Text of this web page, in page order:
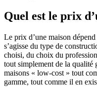
Quel est le prix
Le prix d’une maison
s’agisse du type de
choisi, du choix du
tout simplement de la qualité
maisons « low-cost » tout
gamme, tout comme il en